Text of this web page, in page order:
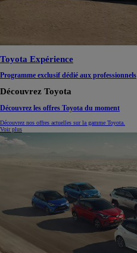
Toyota Expérience
Programme exclusif dédié aux professionnels
Découvrez Toyota
Découvrez les offres Toyota du moment
Découvrez nos offres actuelles sur la gamme Toyota.
Voir plus